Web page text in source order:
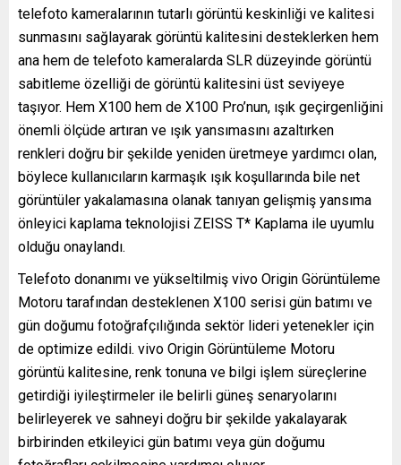
telefoto kameralarının tutarlı görüntü keskinliği ve kalitesi
sunmasını sağlayarak görüntü kalitesini desteklerken hem
ana hem de telefoto kameralarda SLR düzeyinde görüntü
sabitleme özelliği de görüntü kalitesini üst seviyeye
taşıyor. Hem X100 hem de X100 Pro’nun, ışık geçirgenliğini
önemli ölçüde artıran ve ışık yansımasını azaltırken
renkleri doğru bir şekilde yeniden üretmeye yardımcı olan,
böylece kullanıcıların karmaşık ışık koşullarında bile net
görüntüler yakalamasına olanak tanıyan gelişmiş yansıma
önleyici kaplama teknolojisi ZEISS T* Kaplama ile uyumlu
olduğu onaylandı.
Telefoto donanımı ve yükseltilmiş vivo Origin Görüntüleme
Motoru tarafından desteklenen X100 serisi gün batımı ve
gün doğumu fotoğrafçılığında sektör lideri yetenekler için
de optimize edildi. vivo Origin Görüntüleme Motoru
görüntü kalitesine, renk tonuna ve bilgi işlem süreçlerine
getirdiği iyileştirmeler ile belirli güneş senaryolarını
belirleyerek ve sahneyi doğru bir şekilde yakalayarak
birbirinden etkileyici gün batımı veya gün doğumu